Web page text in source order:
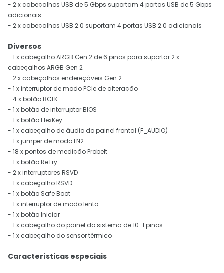
- 2 x cabeçalhos USB de 5 Gbps suportam 4 portas USB de 5 Gbps
adicionais
- 2 x cabeçalhos USB 2.0 suportam 4 portas USB 2.0 adicionais
Diversos
- 1 x cabeçalho ARGB Gen 2 de 6 pinos para suportar 2 x
cabeçalhos ARGB Gen 2
- 2 x cabeçalhos endereçáveis ​​Gen 2
- 1 x interruptor de modo PCIe de alteração
- 4 x botão BCLK
- 1 x botão de interruptor BIOS
- 1 x botão FlexKey
- 1 x cabeçalho de áudio do painel frontal (F_AUDIO)
- 1 x jumper de modo LN2
- 18 x pontos de medição ProbeIt
- 1 x botão ReTry
- 2 x interruptores RSVD
- 1 x cabeçalho RSVD
- 1 x botão Safe Boot
- 1 x interruptor de modo lento
- 1 x botão Iniciar
- 1 x cabeçalho do painel do sistema de 10-1 pinos
- 1 x cabeçalho do sensor térmico
Características especiais